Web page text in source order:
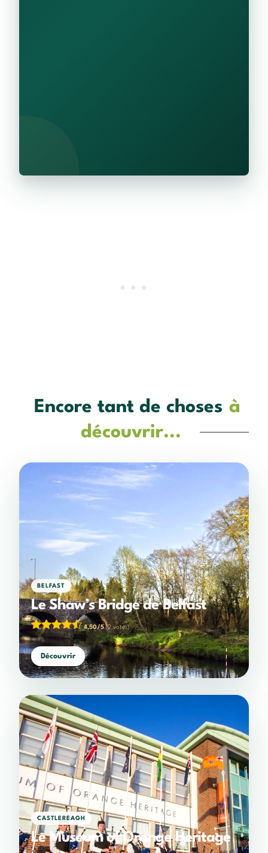
Encore tant de choses à
découvrir...
BELFAST
Le Shaw’s Bridge de Belfast
4,50/5(2 votes)
Découvrir
CASTLEREAGH
Le Museum of Orange Heritage